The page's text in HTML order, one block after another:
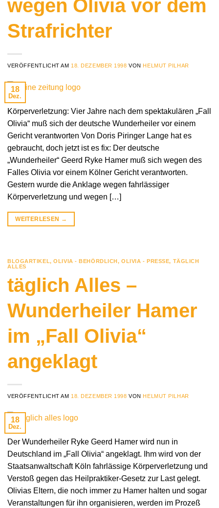
wegen Olivia vor dem
Strafrichter
VERÖFFENTLICHT AM 18. DEZEMBER 1998 VON HELMUT PILHAR
18
Dez.
Körperverletzung: Vier Jahre nach dem spektakulären „Fall
Olivia“ muß sich der deutsche Wunderheiler vor einem
Gericht verantworten Von Doris Piringer Lange hat es
gebraucht, doch jetzt ist es fix: Der deutsche
„Wunderheiler“ Geerd Ryke Hamer muß sich wegen des
Falles Olivia vor einem Kölner Gericht verantworten.
Gestern wurde die Anklage wegen fahrlässiger
Körperverletzung und wegen […]
WEITERLESEN →
BLOGARTIKEL,OLIVIA - BEHÖRDLICH,OLIVIA - PRESSE, TÄGLICH
ALLES
täglich Alles –
Wunderheiler Hamer
im „Fall Olivia“
angeklagt
VERÖFFENTLICHT AM 18. DEZEMBER 1998 VON HELMUT PILHAR
18
Dez.
Der Wunderheiler Ryke Geerd Hamer wird nun in
Deutschland im „Fall Olivia“ angeklagt. Ihm wird von der
Staatsanwaltschaft Köln fahrlässige Körperverletzung und
Verstoß gegen das Heilpraktiker-Gesetz zur Last gelegt.
Olivias Eltern, die noch immer zu Hamer halten und sogar
Veranstaltungen für ihn organisieren, werden im Prozeß